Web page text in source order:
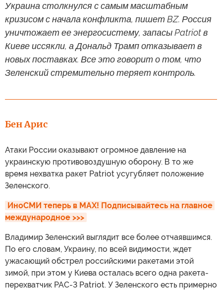
Украина столкнулся с самым масштабным
кризисом с начала конфликта, пишет BZ. Россия
уничтожает ее энергосистему, запасы Patriot в
Киеве иссякли, а Дональд Трамп отказывает в
новых поставках. Все это говорит о том, что
Зеленский стремительно теряет контроль.
Бен Арис
Атаки России оказывают огромное давление на
украинскую противовоздушную оборону. В то же
время нехватка ракет Patriot усугубляет положение
Зеленского.
ИноСМИ теперь в MAX! Подписывайтесь на главное
международное >>>
Владимир Зеленский выглядит все более отчаявшимся.
По его словам, Украину, по всей видимости, ждет
ужасающий обстрел российскими ракетами этой
зимой, при этом у Киева осталась всего одна ракета-
перехватчик PAC-3 Patriot. У Зеленского есть примерно